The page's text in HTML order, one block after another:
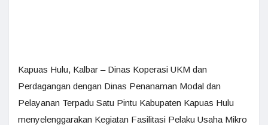
Kapuas Hulu, Kalbar – Dinas Koperasi UKM dan
Perdagangan dengan Dinas Penanaman Modal dan
Pelayanan Terpadu Satu Pintu Kabupaten Kapuas Hulu
menyelenggarakan Kegiatan Fasilitasi Pelaku Usaha Mikro